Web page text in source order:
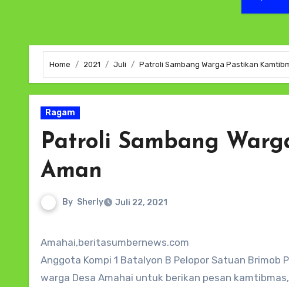
Home 2021 Juli Patroli Sambang Warga Pastikan
Ragam
Patroli Sambang
Aman
By Sherly Juli 22, 2021
Amahai,beritasumbernews.com
Anggota Kompi 1 Batalyon B Pelopor Satuan
warga Desa Amahai untuk berikan pesan